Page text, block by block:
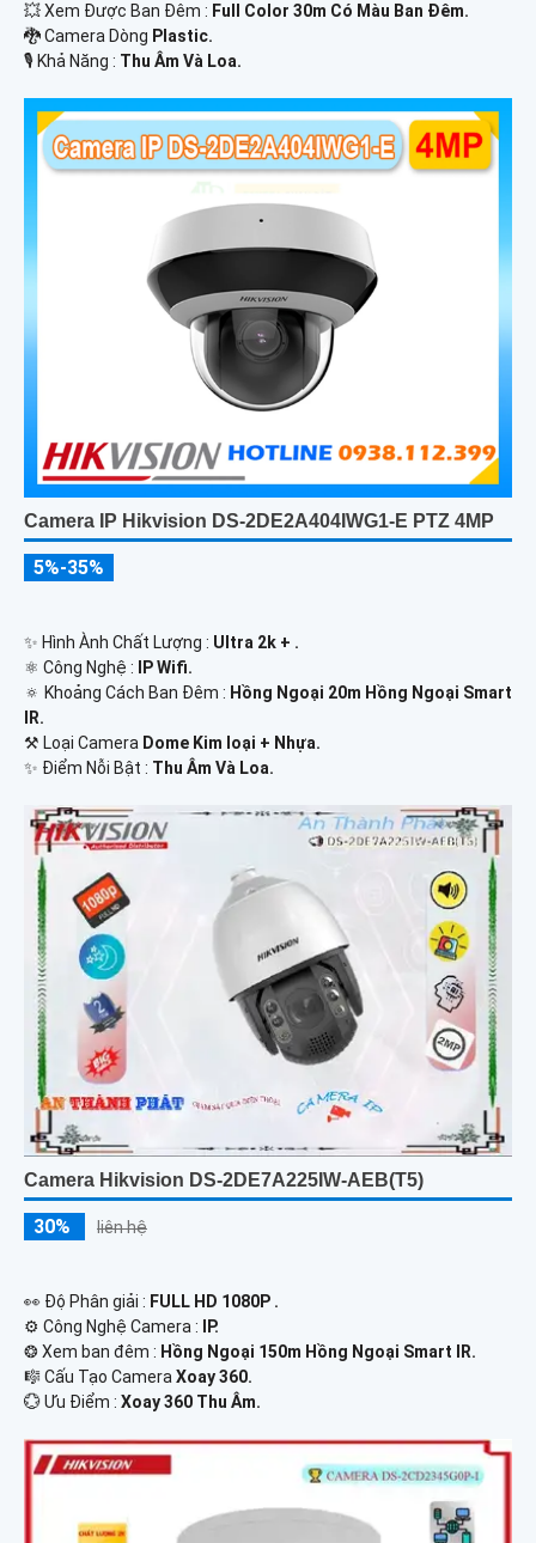
💥 Xem Được Ban Đêm : Full Color 30m Có Màu Ban Ðêm.
🐉️ Camera Dòng Plastic.
️🎙 Khả Năng : Thu Âm Và Loa.
Camera IP Hikvision DS-2DE2A404IWG1-E PTZ 4MP
5%-35%
✨ Hình Ành Chất Lượng : Ultra 2k + .
⚛️ Công Nghệ :
IP Wifi.
🔅 Khoảng Cách Ban Đêm : Hồng Ngoại 20m Hồng Ngoại Smart
IR.
⚒ Loại Camera Dome Kim loại + Nhựa.
️✨ Điểm Nỗi Bật : Thu Âm Và Loa.
Camera Hikvision DS-2DE7A225IW-AEB(T5)
30% liên hệ
️👀 Độ Phân giải : FULL HD 1080P .
⚙ Công Nghệ Camera :
IP.
❂ Xem ban đêm : Hồng Ngoại 150m Hồng Ngoại Smart IR.
🎼️ Cấu Tạo Camera Xoay 360.
️💮 Ưu Điểm : Xoay 360 Thu Âm.